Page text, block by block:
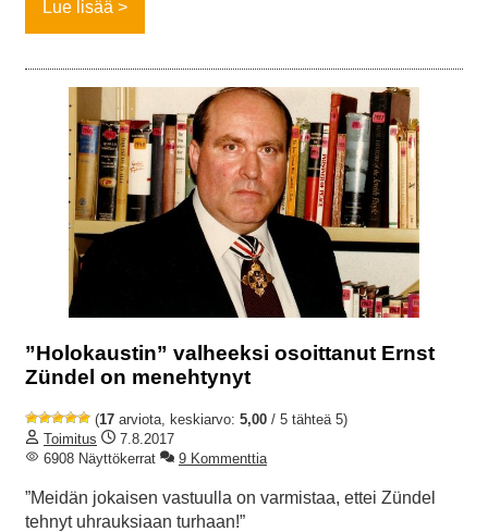
Lue lisää
”Holokaustin” valheeksi osoittanut Ernst
Zündel on menehtynyt
(17 arviota, keskiarvo: 5,00 / 5 tähteä 5)
Toimitus
7.8.2017
6908 Näyttökerrat
9 Kommenttia
”Meidän jokaisen vastuulla on varmistaa, ettei Zündel
tehnyt uhrauksiaan turhaan!”